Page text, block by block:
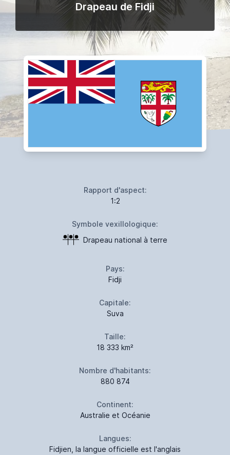
Drapeau de Fidji
Rapport d'aspect:
1:2
Symbole vexillologique:
Drapeau national à terre
Pays:
Fidji
Capitale:
Suva
Taille:
18 333 km²
Nombre d'habitants:
880 874
Continent:
Australie et Océanie
Langues:
Fidjien, la langue officielle est l'anglais